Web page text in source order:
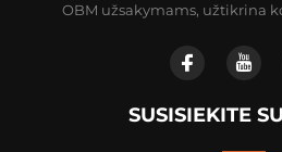
OBM užsakymams, užtikrina
SUSISIEKITE